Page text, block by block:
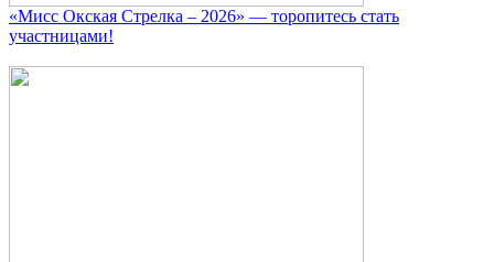
«Мисс Окская Стрелка – 2026» — торопитесь стать
участницами!